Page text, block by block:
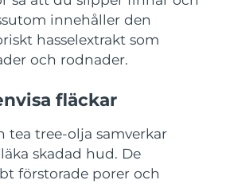
innehåller den
hasselextrakt som
och rodnader.
fläckar
tea tree-olja samverkar
skadad hud. De
förstorade porer och
Förväntad leverans
Förväntad leverans
Förväntad leverans
Förväntad leverans
Förväntad leverans